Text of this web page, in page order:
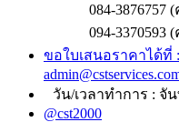
084-3876757
094-
ขอใบเสนอราคาได้ที่ :
วัน/เวลาทำการ : จัน
@cst2000